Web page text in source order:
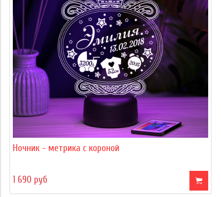
Ночник - метрика с короной
1 690 руб